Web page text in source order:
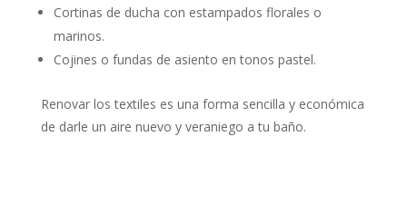
Cortinas de ducha con estampados florales o
marinos.
Cojines o fundas de asiento en tonos pastel.
Renovar los textiles es una forma sencilla y económica
de darle un aire nuevo y veraniego a tu baño.